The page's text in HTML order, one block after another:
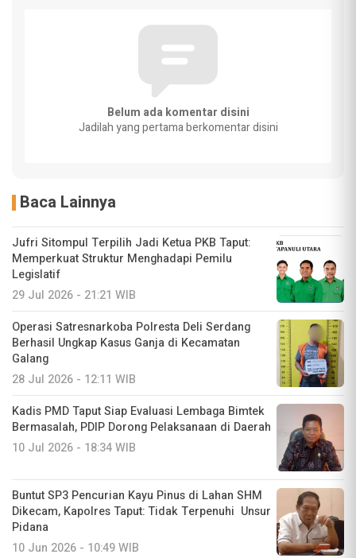
Belum ada komentar disini
Jadilah yang pertama berkomentar disini
Baca Lainnya
Jufri Sitompul Terpilih Jadi Ketua PKB Taput:
Memperkuat Struktur Menghadapi Pemilu
Legislatif
29 Jul 2026 - 21:21 WIB
Operasi Satresnarkoba Polresta Deli Serdang
Berhasil Ungkap Kasus Ganja di Kecamatan
Galang
28 Jul 2026 - 12:11 WIB
Kadis PMD Taput Siap Evaluasi Lembaga Bimtek
Bermasalah, PDIP Dorong Pelaksanaan di Daerah
10 Jul 2026 - 18:34 WIB
Buntut SP3 Pencurian Kayu Pinus di Lahan SHM
Dikecam, Kapolres Taput: Tidak Terpenuhi Unsur
Pidana
10 Jun 2026 - 10:49 WIB